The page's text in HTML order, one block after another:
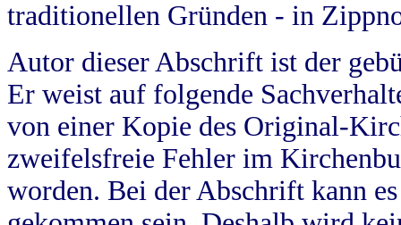
traditionellen Gründen - in
Autor dieser Abschrift ist der
Er weist auf folgende
von einer Kopie des Original-
zweifelsfreie Fehler im
worden. Bei der Abschrift kann